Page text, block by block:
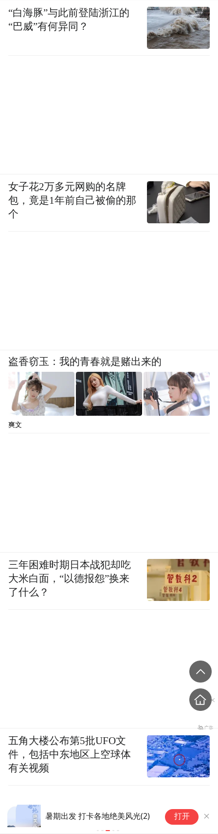
暑期出发 打卡各地绝美风光(2) 打开
“白海豚”与此前登陆浙江的
“巴威”有何异同？
女子花2万多元网购的名牌
包，竟是1年前自己被偷的那
个
盗香窃玉：我的青春就是赌出来的
爽文
三年困难时期日本战犯却吃
大米白面，“以德报怨”换来
了什么？
五角大楼公布第5批UFO文
件，包括中东地区上空球体
有关视频